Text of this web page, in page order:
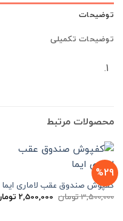
توضیحات
توضیحات تکمیلی
محصولات مرتبط
%29
کفپوش صندوق عقب لاماری ایما
3,500,000تومان قیمت
اصلی
2,500,000